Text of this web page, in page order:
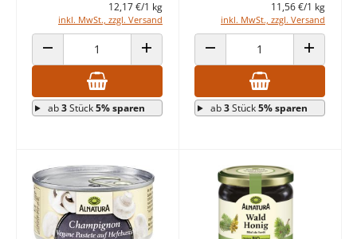
12,17 €/1 kg
inkl. MwSt., zzgl. Versand
ANZAHL VERRINGERN ANZAHL ERHÖHEN
ab3Stück5% sparen
11,56 €/1 kg
inkl. MwSt., zzgl. Versand
ANZAHL VERRINGERN ANZAHL
ab3Stück5% sparen